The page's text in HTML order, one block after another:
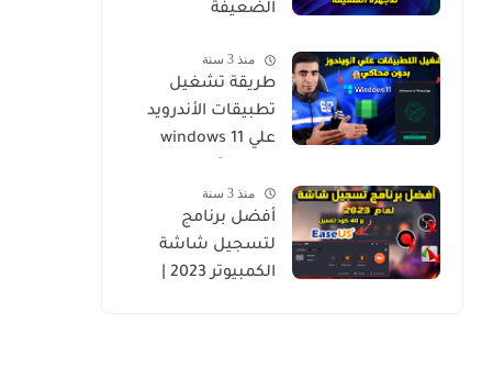
الضعيفة
منذ 3 سنة
طريقة تشغيل
تطبيقات الأندرويد
علي windows 11
منذ 3 سنة
أفضل برنامج
لتسجيل شاشة